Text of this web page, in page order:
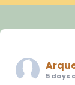
5 days